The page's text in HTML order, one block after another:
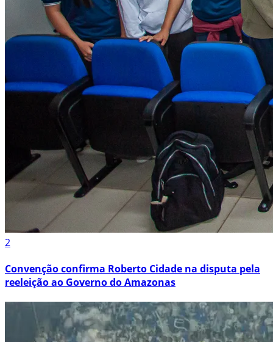
2
Convenção confirma Roberto Cidade na disputa pela
reeleição ao Governo do Amazonas